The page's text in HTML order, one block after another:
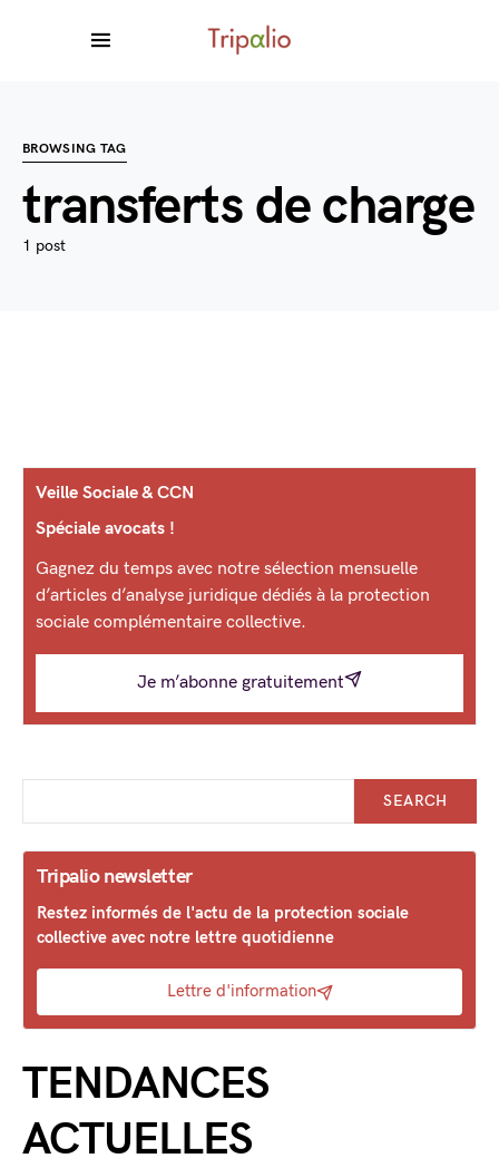
BROWSING TAG
transferts de charge
1 post
Veille Sociale & CCN
Spéciale avocats !
Gagnez du temps avec notre sélection mensuelle
d’articles d’analyse juridique dédiés à la protection
sociale complémentaire collective.
Je m’abonne gratuitement
SEARCH
Tripalio newsletter
Restez informés de l'actu de la protection sociale
collective avec notre lettre quotidienne
Lettre d'information
TENDANCES
ACTUELLES